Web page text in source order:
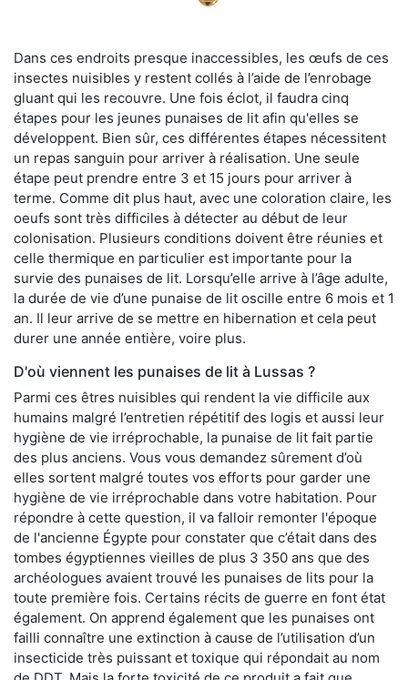
Dans ces endroits presque inaccessibles, les œufs de ces
insectes nuisibles y restent collés à l’aide de l’enrobage
gluant qui les recouvre. Une fois éclot, il faudra cinq
étapes pour les jeunes punaises de lit afin qu'elles se
développent. Bien sûr, ces différentes étapes nécessitent
un repas sanguin pour arriver à réalisation. Une seule
étape peut prendre entre 3 et 15 jours pour arriver à
terme. Comme dit plus haut, avec une coloration claire, les
oeufs sont très difficiles à détecter au début de leur
colonisation. Plusieurs conditions doivent être réunies et
celle thermique en particulier est importante pour la
survie des punaises de lit. Lorsqu’elle arrive à l’âge adulte,
la durée de vie d’une punaise de lit oscille entre 6 mois et 1
an. Il leur arrive de se mettre en hibernation et cela peut
durer une année entière, voire plus.
D'où viennent les punaises de lit à Lussas ?
Parmi ces êtres nuisibles qui rendent la vie difficile aux
humains malgré l’entretien répétitif des logis et aussi leur
hygiène de vie irréprochable, la punaise de lit fait partie
des plus anciens. Vous vous demandez sûrement d’où
elles sortent malgré toutes vos efforts pour garder une
hygiène de vie irréprochable dans votre habitation. Pour
répondre à cette question, il va falloir remonter l'époque
de l'ancienne Égypte pour constater que c’était dans des
tombes égyptiennes vieilles de plus 3 350 ans que des
archéologues avaient trouvé les punaises de lits pour la
toute première fois. Certains récits de guerre en font état
également. On apprend également que les punaises ont
failli connaître une extinction à cause de l’utilisation d’un
insecticide très puissant et toxique qui répondait au nom